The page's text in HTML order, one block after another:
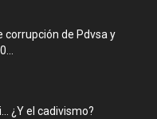
corrupción de Pdvsa y
¿Y el cadivismo?